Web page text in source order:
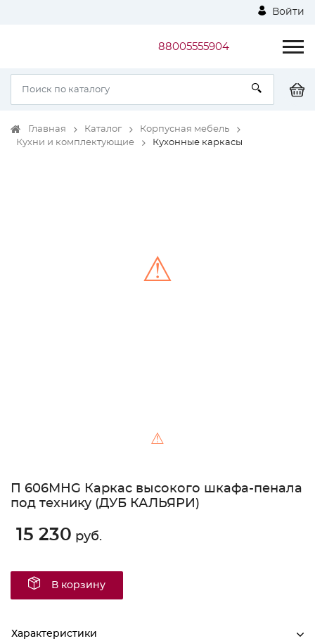
Войти
88005555904
Главная Каталог
Корпусная мебель
Кухни и комплектующие
Кухонные каркасы
⚠
⚠
П 606МНG Каркас высокого шкафа-пенала
под технику (ДУБ КАЛЬЯРИ)
15 230 руб.
В корзину
Характеристики